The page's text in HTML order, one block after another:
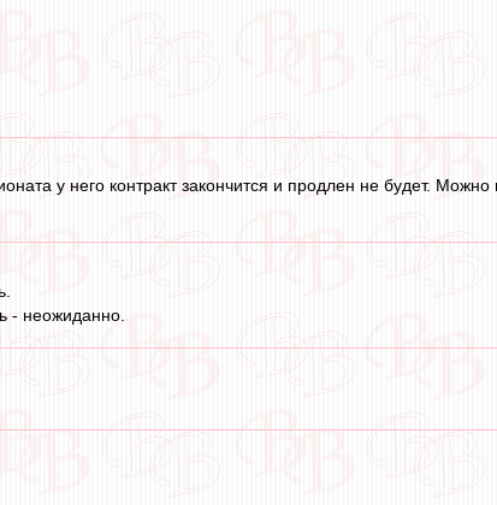
у него контракт закончится и продлен не будет. Можно
- неожиданно.